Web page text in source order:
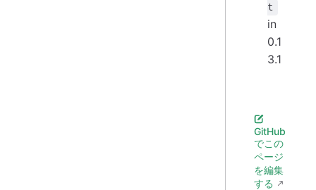
t
in
0.1
3.1
GitHub
でこの
ページ
を編集
する